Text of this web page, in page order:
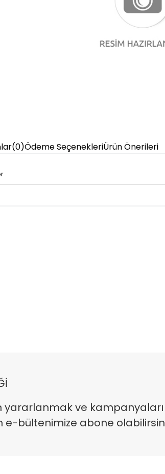
(0)Ödeme SeçenekleriÜrün Önerileri
yararlanmak ve kampanyaları
e-bültenimize abone